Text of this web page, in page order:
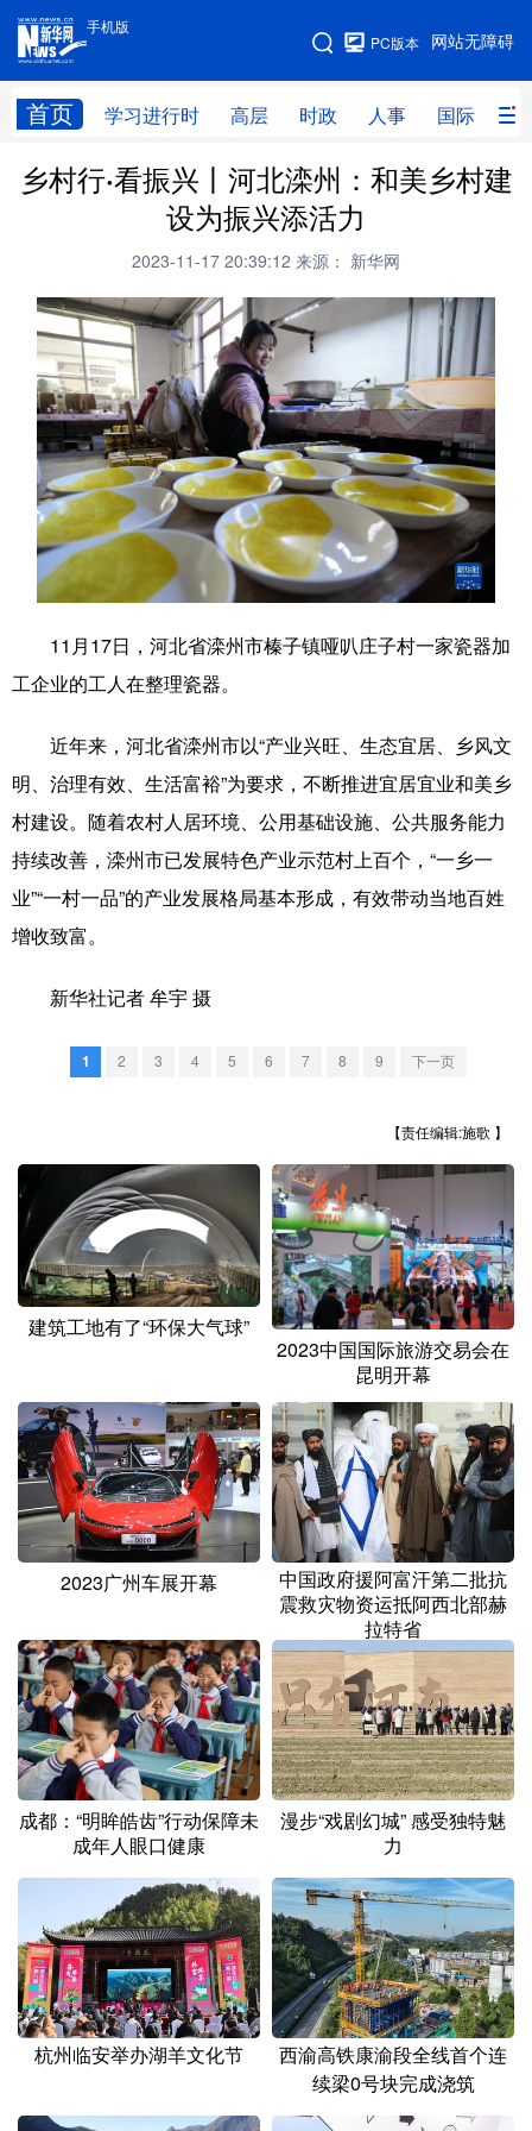
手机版
网站无障碍
PC版本
首页 学习进行时 高层 时政 人事 国际 财
手机版
网站地图
学习进行时 高层 时政 人事
财经 网评
科技 科创 量子 体育
文化 书画 健康 军事
视频 图片 政务
法律 中央文件 金融 汽车
食品 人居 信息化 数字经济
学术中国 乡村振兴 银龄 溯源中国
彩票 娱乐
文化产业
地方频道
山东 河南 湖北 湖南
四川 贵州 云南 西藏
陕西 甘肃 青海
新疆 内蒙古 黑龙江
English Español Français عربى
Русский язык 日本語 한국어
Deutsch Português
乡村行·看振兴丨河北滦州：和美乡村建
设为振兴添活力
2023-11-17 20:39:12 来源： 新华网
11月17日，河北省滦州市榛子镇哑叭庄子村一家瓷器加
工企业的工人在整理瓷器。
近年来，河北省滦州市以“产业兴旺、生态宜居、乡风文
明、治理有效、生活富裕”为要求，不断推进宜居宜业和美乡
村建设。随着农村人居环境、公用基础设施、公共服务能力
持续改善，滦州市已发展特色产业示范村上百个，“一乡一
业”“一村一品”的产业发展格局基本形成，有效带动当地百姓
增收致富。
新华社记者 牟宇 摄
1 2 3 4 5 6 7 8 9 下一页
【责任编辑:施歌 】
建筑工地有了“环保大气球”
2023中国国际旅游交易会在
昆明开幕
2023广州车展开幕
中国政府援阿富汗第二批抗
震救灾物资运抵阿西北部赫
拉特省
成都：“明眸皓齿”行动保障未
成年人眼口健康
漫步“戏剧幻城” 感受独特魅
力
杭州临安举办湖羊文化节
西渝高铁康渝段全线首个连
续梁0号块完成浇筑